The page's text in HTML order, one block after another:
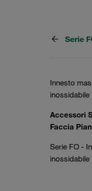
Serie
Innesto
inossidabile
Accessori
Faccia
Serie FO -
inossidabile